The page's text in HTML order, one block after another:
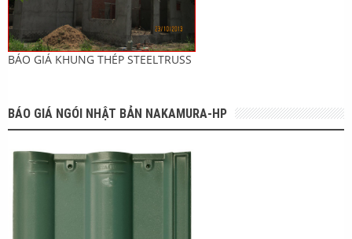
BÁO GIÁ KHUNG THÉP STEELTRUSS
BÁO GIÁ NGÓI NHẬT BẢN NAKAMURA-HP